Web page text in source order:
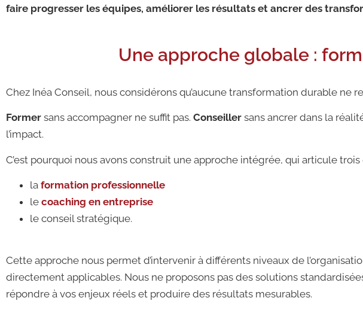
faire progresser les équipes, améliorer les résultats et ancrer des
Une approche globale :
Chez Inéa Conseil, nous considérons qu’aucune transformation durable ne
Former sans accompagner ne suffit pas. Conseiller sans ancrer dans la
l’impact.
C’est pourquoi nous avons construit une approche intégrée, qui articule
la formation professionnelle
le coaching en entreprise
le conseil stratégique.
Cette approche nous permet d’intervenir à différents niveaux de
directement applicables. Nous ne proposons pas des solutions
répondre à vos enjeux réels et produire des résultats mesurables.